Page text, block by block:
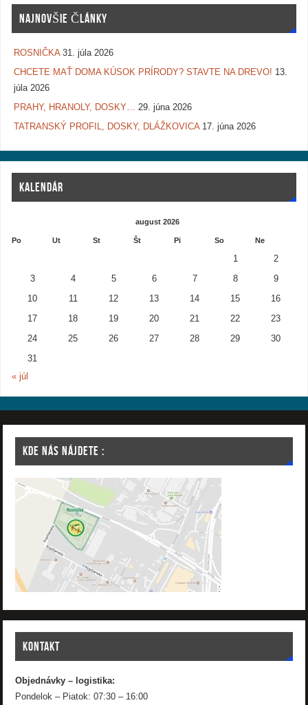
NAJNOVŠIE ČLÁNKY
ROSNIČKA 31. júla 2026
CHCETE MAŤ DOMA KÚSOK PRÍRODY? STAVTE NA DREVO! 13.
júla 2026
PRAHY, HRANOLY, DOSKY… 29. júna 2026
TATRANSKÝ PROFIL, DOSKY, DLÁŽKOVICA 17. júna 2026
KALENDÁR
august 2026
Po Ut St Št Pi So Ne
1 2
3 4 5 6 7 8 9
10 11 12 13 14 15 16
17 18 19 20 21 22 23
24 25 26 27 28 29 30
31
« júl
KDE NÁS NÁJDETE :
KONTAKT
Objednávky – logistika:
Pondelok – Piatok: 07:30 – 16:00